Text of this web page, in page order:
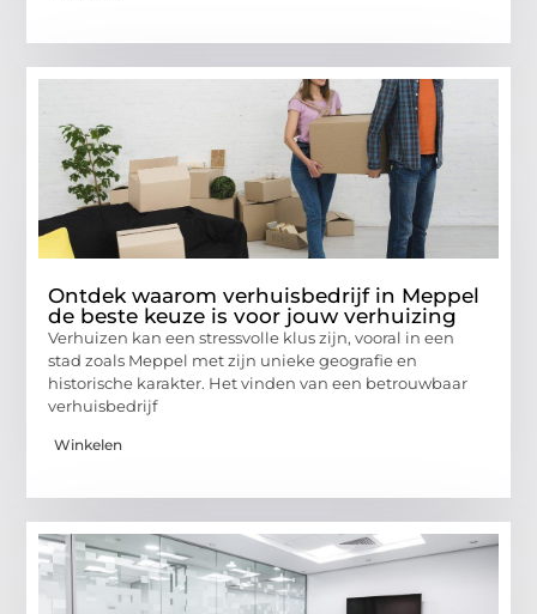
Ontdek waarom verhuisbedrijf in Meppel
de beste keuze is voor jouw verhuizing
Verhuizen kan een stressvolle klus zijn, vooral in een
stad zoals Meppel met zijn unieke geografie en
historische karakter. Het vinden van een betrouwbaar
verhuisbedrijf
Winkelen